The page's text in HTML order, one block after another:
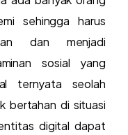
sehingga harus
dan menjadi
sosial yang
ternyata seolah
bertahan di situasi
digital dapat